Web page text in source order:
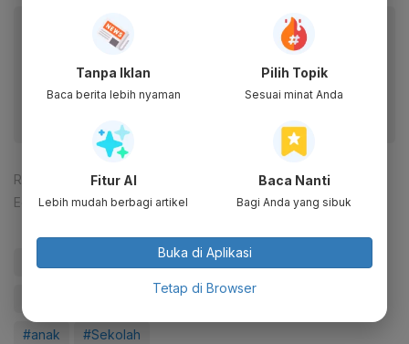
Baca artikel ini lewat aplikasi mobile.
Dapatkan pengalaman membaca lebih nyaman dan nikmati
fitur menarik lainnya lewat aplikasi mobile Katadata.
Reporter:
Rahayu Subekti
Editor: Ferrika Lukmana Sari
#Luhut #Makan Bergizi Gratis #Uang
#Ekonomi #Ekonomi RI
#anak #Sekolah
Tanpa Iklan
Baca berita lebih nyaman
Pilih Topik
Sesuai minat Anda
Fitur AI
Lebih mudah berbagi artikel
Baca Nanti
Bagi Anda yang sibuk
Buka di Aplikasi
Tetap di Browser